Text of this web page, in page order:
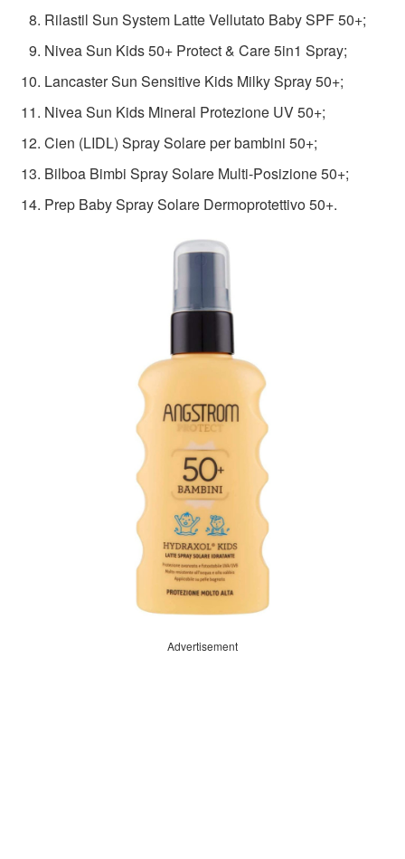
Rilastil Sun System Latte Vellutato Baby SPF 50+;
Nivea Sun Kids 50+ Protect & Care 5in1 Spray;
Lancaster Sun Sensitive Kids Milky Spray 50+;
Nivea Sun Kids Mineral Protezione UV 50+;
Cien (LIDL) Spray Solare per bambini 50+;
Bilboa Bimbi Spray Solare Multi-Posizione 50+;
Prep Baby Spray Solare Dermoprotettivo 50+.
Advertisement